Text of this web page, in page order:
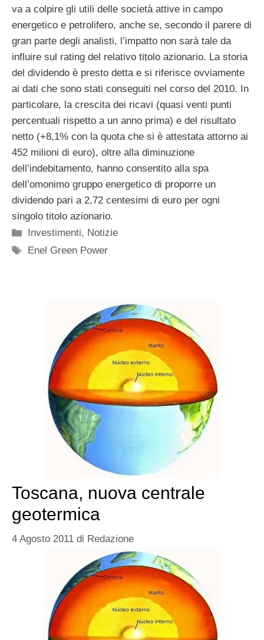
va a colpire gli utili delle società attive in campo
energetico e petrolifero, anche se, secondo il parere di
gran parte degli analisti, l’impatto non sarà tale da
influire sul rating del relativo titolo azionario. La storia
del dividendo è presto detta e si riferisce ovviamente
ai dati che sono stati conseguiti nel corso del 2010. In
particolare, la crescita dei ricavi (quasi venti punti
percentuali rispetto a un anno prima) e del risultato
netto (+8,1% con la quota che si è attestata attorno ai
452 milioni di euro), oltre alla diminuzione
dell’indebitamento, hanno consentito alla spa
dell’omonimo gruppo energetico di proporre un
dividendo pari a 2,72 centesimi di euro per ogni
singolo titolo azionario.
Categorie
Investimenti, Notizie
Tag
Enel Green Power
Toscana, nuova centrale
geotermica
4 Agosto 2011 di Redazione